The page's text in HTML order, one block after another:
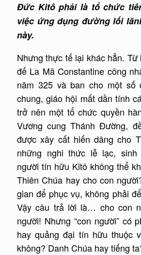
Đức Kitô phải là tổ chức
việc ứng dụng đường lối
này.
Nhưng thực tế lại khác hẳn. Từ
đế La Mã Constantine công
năm 325 và ban cho một số
chung, giáo hội mất dần tính
trở nên một tổ chức quyền
Vương cung Thánh Đường,
được xây cất hiến dâng cho
những nghi thức lễ lạc, sinh
người tín hữu Kitô không thể
Thiên Chúa hay cho con
gian để phục vụ, không phải
Vậy câu trả lời là… cho con
người! Nhưng “con người” có
hay quảng đại tín hữu thuộc
không? Danh Chúa hay tiếng